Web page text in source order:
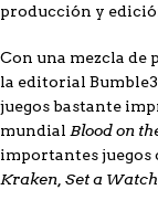
producción y
Con una mezcla de
la editorial
juegos bastante
mundial Blood on
importantes juegos
Kraken, Set a